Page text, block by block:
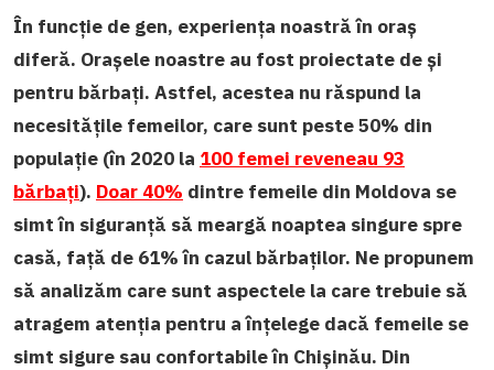
În funcție de gen, experiența noastră în oraș
diferă. Orașele noastre au fost proiectate de și
pentru bărbați. Astfel, acestea nu răspund la
necesitățile femeilor, care sunt peste 50% din
populație (în 2020 la 100 femei reveneau 93
bărbați). Doar 40% dintre femeile din Moldova se
simt în siguranță să meargă noaptea singure spre
casă, față de 61% în cazul bărbaților. Ne propunem
să analizăm care sunt aspectele la care trebuie să
atragem atenția pentru a înțelege dacă femeile se
simt sigure sau confortabile în Chișinău. Din